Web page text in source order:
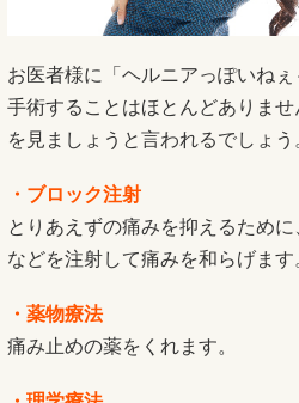
お医者様に「ヘルニアっぽいね
手術することはほとんどありま
を見ましょうと言われるでしょう
・ブロック注射
とりあえずの痛みを抑えるため
などを注射して痛みを和らげます
・薬物療法
痛み止めの薬をくれます。